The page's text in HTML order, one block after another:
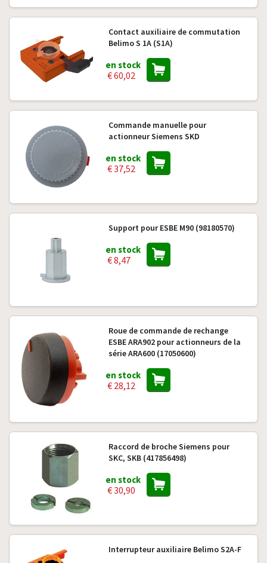
Contact auxiliaire de commutation
Belimo S 1A (S1A)
en stock
€ 60,02
Commande manuelle pour
actionneur Siemens SKD
en stock
€ 37,52
Support pour ESBE M90 (98180570)
en stock
€ 8,47
Roue de commande de rechange
ESBE ARA902 pour actionneurs de la
série ARA600 (17050600)
en stock
€ 28,12
Raccord de broche Siemens pour
SKC, SKB (417856498)
en stock
€ 30,90
Interrupteur auxiliaire Belimo S2A-F